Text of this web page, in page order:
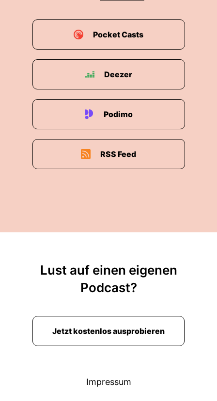
Pocket Casts
Deezer
Podimo
RSS Feed
Lust auf einen eigenen
Podcast?
Jetzt kostenlos ausprobieren
Impressum